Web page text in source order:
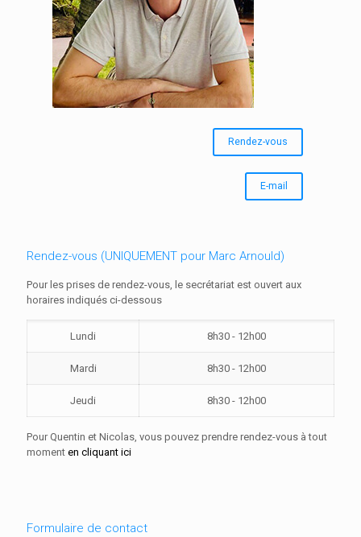
Rendez-vous
E-mail
Rendez-vous (UNIQUEMENT pour Marc Arnould)
Pour les prises de rendez-vous, le secrétariat est ouvert aux
horaires indiqués ci-dessous
Lundi 8h30 - 12h00
Mardi 8h30 - 12h00
Jeudi 8h30 - 12h00
Pour Quentin et Nicolas, vous pouvez prendre rendez-vous à tout
moment en cliquant ici
Formulaire de contact